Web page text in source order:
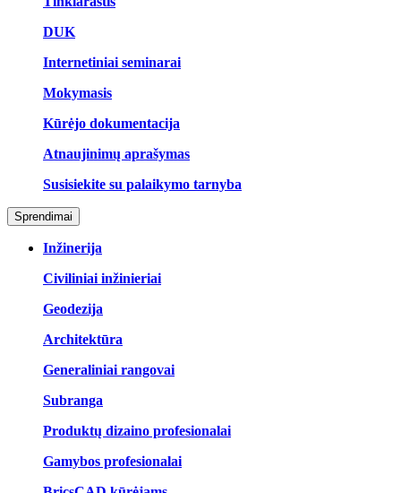
DUK
Internetiniai seminarai
Mokymasis
Kūrėjo dokumentacija
Atnaujinimų aprašymas
Susisiekite su palaikymo tarnyba
Sprendimai
Inžinerija
Civiliniai inžinieriai
Geodezija
Architektūra
Generaliniai rangovai
Subranga
Produktų dizaino profesionalai
Gamybos profesionalai